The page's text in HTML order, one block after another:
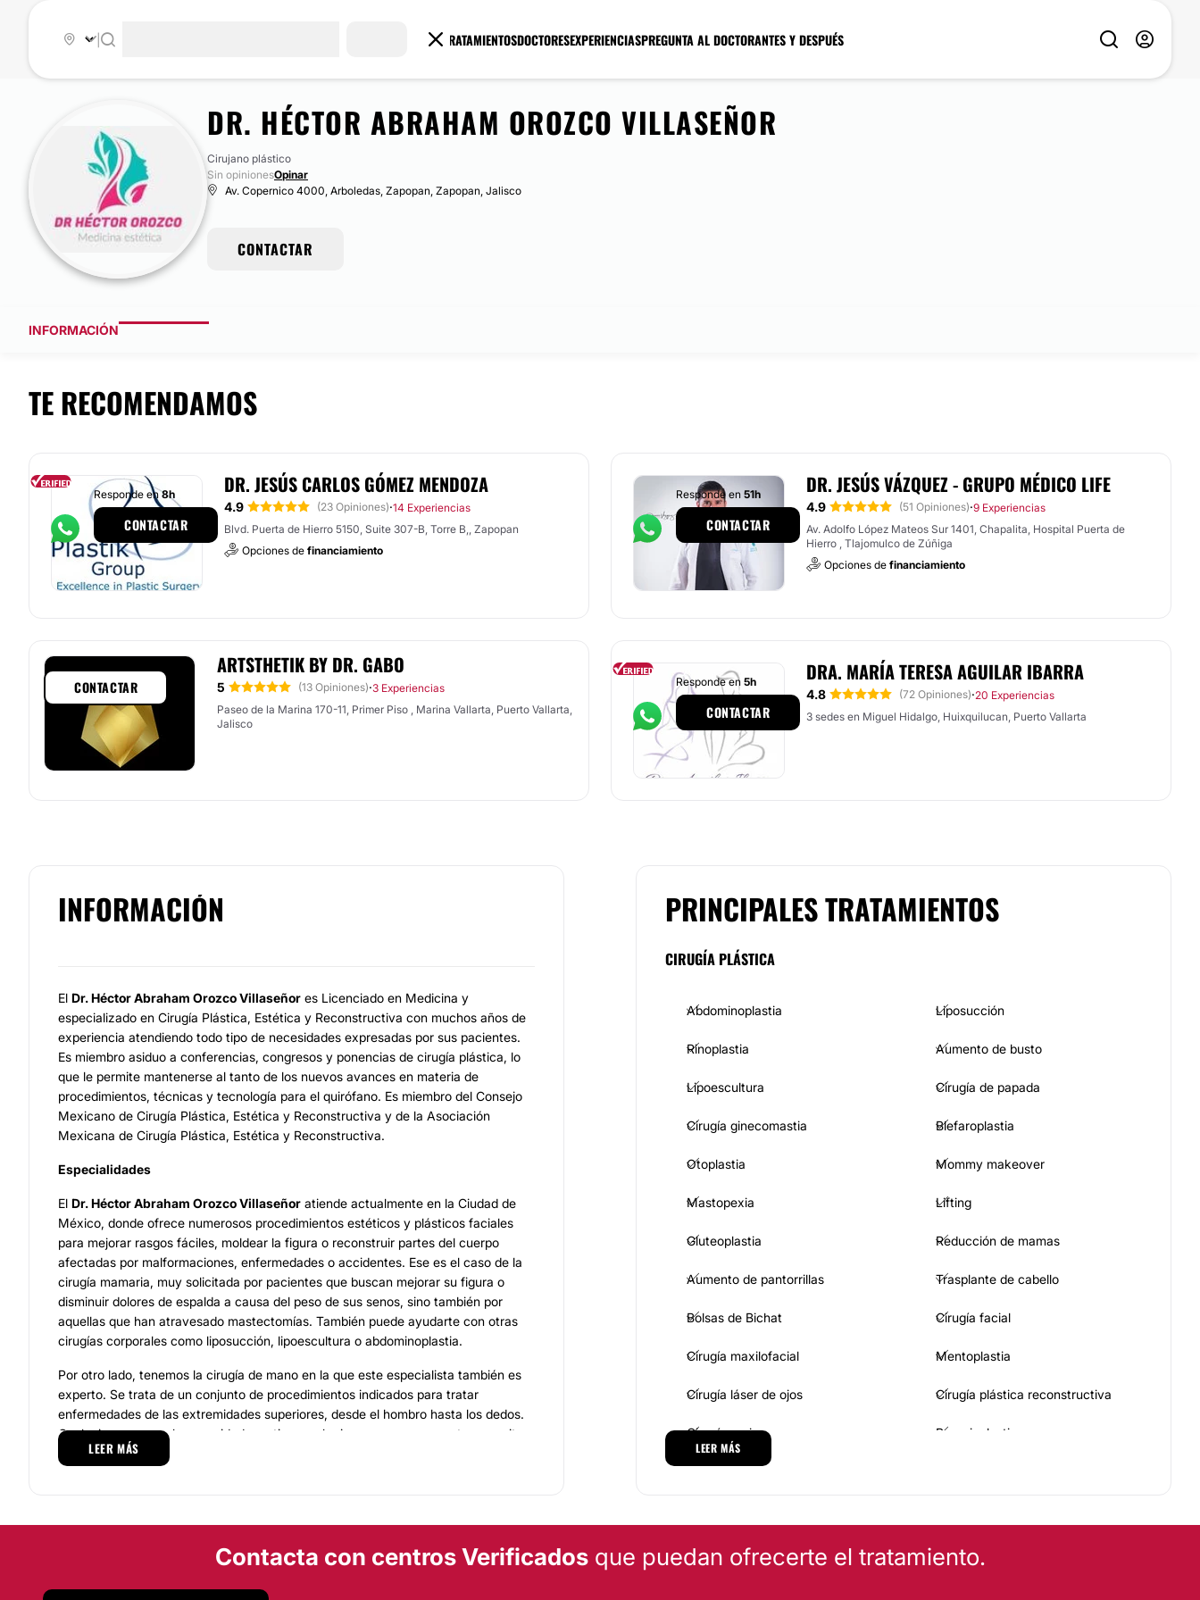
TRATAMIENTOSDOCTORESEXPERIENCIASPREGUNTA AL DOCTORANTES Y DESPUÉS
DR. HÉCTOR ABRAHAM OROZCO VILLASEÑOR
Cirujano plástico
Sin opinionesOpinar
Av. Copernico 4000, Arboledas, Zapopan, Zapopan, Jalisco
CONTACTAR
INFORMACIÓN
TE RECOMENDAMOS
DR. JESÚS CARLOS GÓMEZ MENDOZA
4.9 (23 Opiniones)·14 Experiencias
Blvd. Puerta de Hierro 5150, Suite 307-B, Torre B,, Zapopan
Opciones de financiamiento
Responde en8h
CONTACTAR
DR. JESÚS VÁZQUEZ - GRUPO MÉDICO LIFE
4.9 (51 Opiniones)·9 Experiencias
Av. Adolfo López Mateos Sur 1401, Chapalita, Hospital Puerta de
Hierro , Tlajomulco de Zúñiga
Opciones de financiamiento
Responde en 51h
CONTACTAR
ARTSTHETIK BY DR. GABO
5 (13 Opiniones)·3 Experiencias
Paseo de la Marina 170-11, Primer Piso , Marina Vallarta, Puerto Vallarta,
Jalisco
CONTACTAR
DRA. MARÍA TERESA AGUILAR IBARRA
4.8 (72 Opiniones)·20 Experiencias
3 sedes en Miguel Hidalgo, Huixquilucan, Puerto Vallarta
Responde en 5h
CONTACTAR
INFORMACIÓN
El Dr. Héctor Abraham Orozco Villaseñor es Licenciado en Medicina y
especializado en Cirugía Plástica, Estética y Reconstructiva con muchos años de
experiencia atendiendo todo tipo de necesidades expresadas por sus pacientes.
Es miembro asiduo a conferencias, congresos y ponencias de cirugía plástica, lo
que le permite mantenerse al tanto de los nuevos avances en materia de
procedimientos, técnicas y tecnología para el quirófano. Es miembro del Consejo
Mexicano de Cirugía Plástica, Estética y Reconstructiva y de la Asociación
Mexicana de Cirugía Plástica, Estética y Reconstructiva.
Especialidades
El Dr. Héctor Abraham Orozco Villaseñor atiende actualmente en la Ciudad de
México, donde ofrece numerosos procedimientos estéticos y plásticos faciales
para mejorar rasgos fáciles, moldear la figura o reconstruir partes del cuerpo
afectadas por malformaciones, enfermedades o accidentes. Ese es el caso de la
cirugía mamaria, muy solicitada por pacientes que buscan mejorar su figura o
disminuir dolores de espalda a causa del peso de sus senos, sino también por
aquellas que han atravesado mastectomías. También puede ayudarte con otras
cirugías corporales como liposucción, lipoescultura o abdominoplastia.
Por otro lado, tenemos la cirugía de mano en la que este especialista también es
experto. Se trata de un conjunto de procedimientos indicados para tratar
enfermedades de las extremidades superiores, desde el hombro hasta los dedos.
Cualquiera que sea la necesidad que tienes, el primer paso es concretar una cita
con este especialista para evaluar tus condiciones y explorar los caminos
tecnológicas y de mobiliario para garantizar la comodidad de sus consultas.
LEER MÁS
PRINCIPALES TRATAMIENTOS
CIRUGÍA PLÁSTICA
Abdominoplastia Liposucción
Rinoplastia Aumento de busto
Lipoescultura Cirugía de papada
Cirugía ginecomastia Blefaroplastia
Otoplastia Mommy makeover
Mastopexia Lifting
Gluteoplastia Reducción de mamas
Aumento de pantorrillas Trasplante de cabello
Bolsas de Bichat Cirugía facial
Cirugía maxilofacial Mentoplastia
Cirugía láser de ojos Cirugía plástica reconstructiva
Cirugía varices Braquioplastia
Reconstrucción mamaria
MEDICINA ESTÉTICA
LEER MÁS
Contacta con centros Verificadosque puedan ofrecerte el tratamiento.